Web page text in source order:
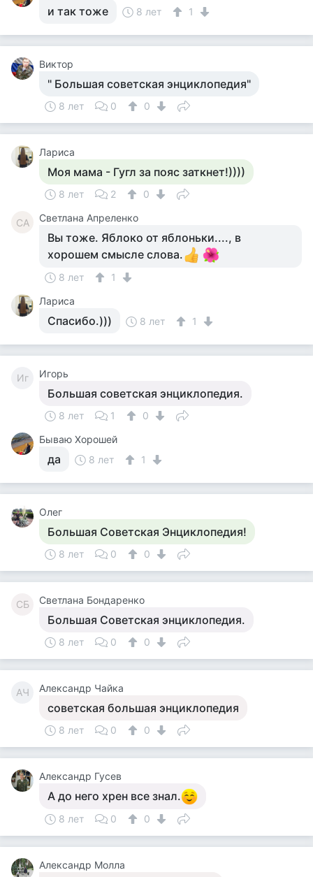
и так тоже 8 лет 1
Виктор
" Большая советская энциклопедия"
8 лет 0 0
Лариса
Моя мама - Гугл за пояс заткнет!))))
8 лет 2 0
СА Светлана Апреленко
Вы тоже. Яблоко от яблоньки...., в
хорошем смысле слова.
8 лет
1
Лариса
Спасибо.))) 8 лет 1
Иг Игорь
Большая советская энциклопедия.
8 лет 1
0
Бываю Хорошей
да 8 лет 1
Олег
Большая Советская Энциклопедия!
8 лет 0 0
СБ Светлана Бондаренко
Большая Советская энциклопедия.
8 лет 0 0
АЧ Александр Чайка
советская большая энциклопедия
8 лет 0 0
Александр Гусев
А до него хрен все знал.
8 лет 0 0
Александр Молла